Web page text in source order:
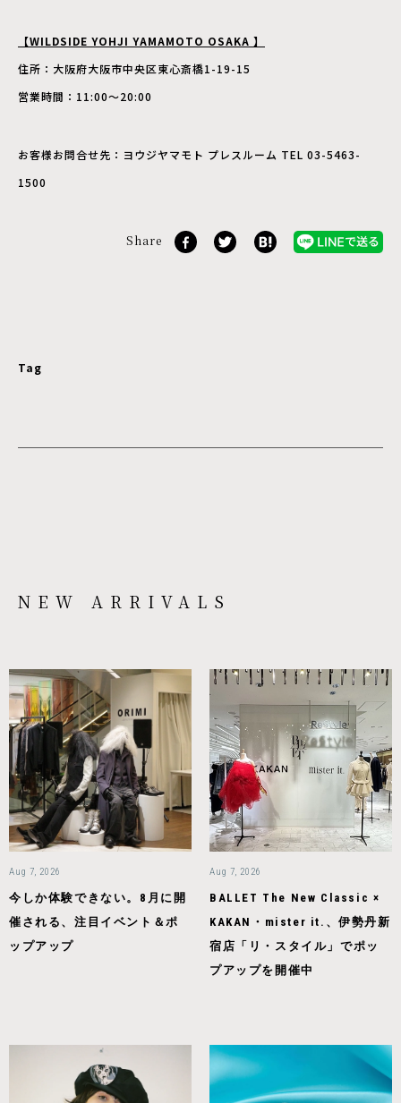
【WILDSIDE YOHJI YAMAMOTO OSAKA 】
住所：大阪府大阪市中央区東心斎橋1-19-15
営業時間：11:00〜20:00
お客様お問合せ先：ヨウジヤマモト プレスルーム TEL 03-5463-
1500
Share
Tag
NEW ARRIVALS
Aug 7, 2026
今しか体験できない。8月に開
催される、注目イベント＆ポ
ップアップ
Aug 7, 2026
BALLET The New Classic ×
KAKAN・mister it.、伊勢丹新
宿店「リ・スタイル」でポッ
プアップを開催中